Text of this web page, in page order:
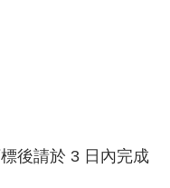
後請於 3 日內完成